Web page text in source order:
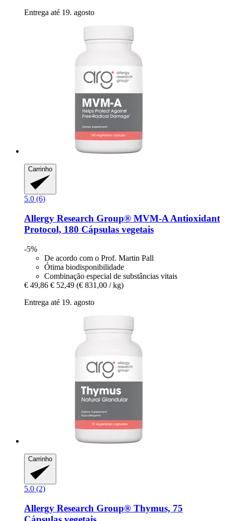
Entrega até 19. agosto
Carrinho
5.0 (6)
Allergy Research Group® MVM-​A Antioxidant
Protocol, 180 Cápsulas vegetais
-5%
De acordo com o Prof. Martin Pall
Ótima biodisponibilidade
Combinação especial de substâncias vitais
€ 49,86 € 52,49 (€ 831,00 / kg)
Entrega até 19. agosto
Carrinho
5.0 (2)
Allergy Research Group® Thymus, 75